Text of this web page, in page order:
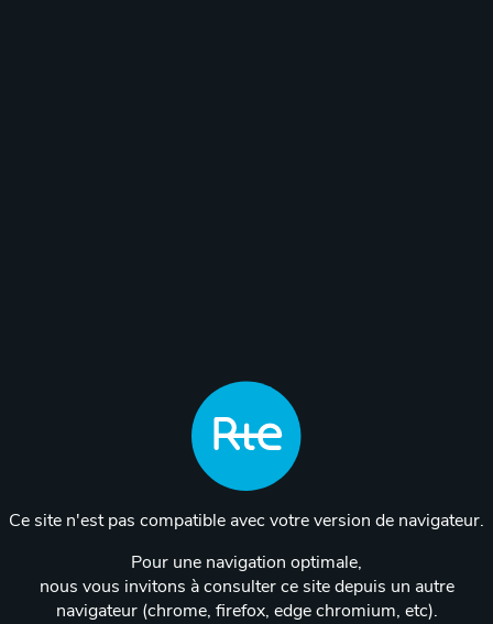
Ce site n'est pas compatible avec votre version de navigateur.
Pour une navigation optimale,
nous vous invitons à consulter ce site depuis un autre
navigateur (chrome, firefox, edge chromium, etc).